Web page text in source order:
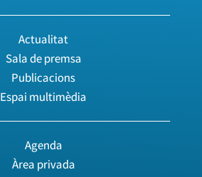
Actualitat
Sala de premsa
Publicacions
Espai multimèdia
Agenda
Àrea privada